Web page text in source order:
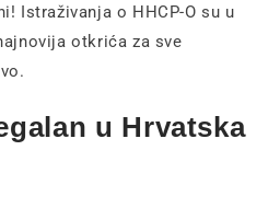
Istraživanja o HHCP-O su u
otkrića za sve
u Hrvatska